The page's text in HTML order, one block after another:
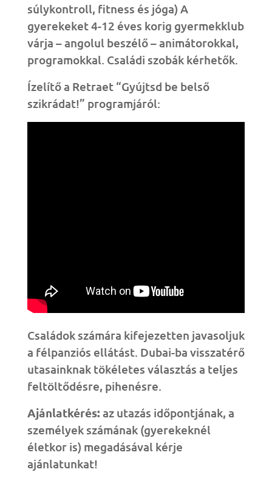
súlykontroll, fitness és jóga) A
gyerekeket 4-12 éves korig gyermekklub
várja – angolul beszélő – animátorokkal,
programokkal. Családi szobák kérhetők.
Ízelítő a Retraet “Gyújtsd be belső
szikrádat!” programjáról:
Családok számára kifejezetten javasoljuk
a félpanziós ellátást. Dubai-ba visszatérő
utasainknak tökéletes választás a teljes
feltöltődésre, pihenésre.
Ajánlatkérés: az utazás időpontjának, a
személyek számának (gyerekeknél
életkor is) megadásával kérje
ajánlatunkat!